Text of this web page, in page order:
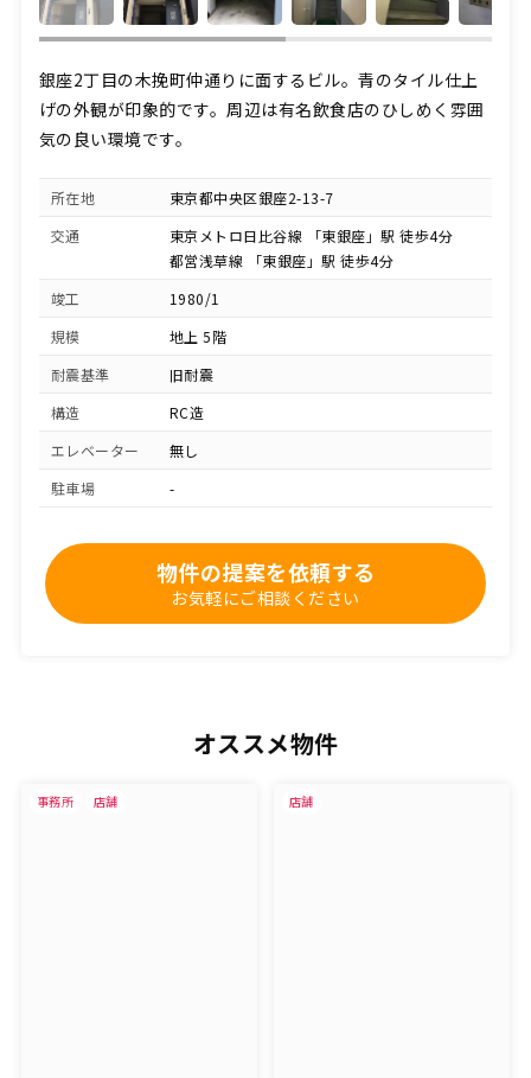
銀座2丁目の木挽町仲通りに面するビル。青のタイル仕上
げの外観が印象的です。周辺は有名飲食店のひしめく雰囲
気の良い環境です。
所在地
東京都中央区銀座2-13-7
交通
東京メトロ日比谷線 「東銀座」駅 徒歩4分
都営浅草線 「東銀座」駅 徒歩4分
竣工
1980/1
規模
地上 5階
耐震基準
旧耐震
構造
RC造
エレベーター
無し
駐車場
-
物件の提案を依頼する
お気軽にご相談ください
オススメ物件
事務所 店舗 店舗